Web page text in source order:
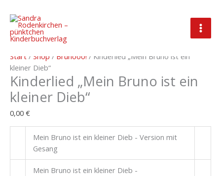
Inhalt
springen
Start / Shop / Brunooo! / Kinderlied „Mein Bruno ist ein
kleiner Dieb“
Kinderlied „Mein Bruno ist ein
kleiner Dieb“
0,00 €
Mein Bruno ist ein kleiner Dieb - Version mit
Gesang
Mein Bruno ist ein kleiner Dieb -
Kinderlied
"Mein
Bruno
ist
ein
kleiner
Dieb"
Menge